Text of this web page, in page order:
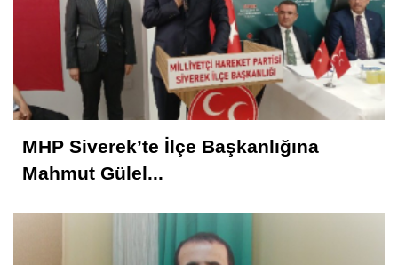
MHP Siverek’te İlçe Başkanlığına
Mahmut Gülel...